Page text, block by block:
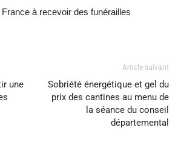
à recevoir des funérailles
une
Article suivant
Sobriété énergétique et gel du
prix des cantines au menu de
la séance du conseil
départemental